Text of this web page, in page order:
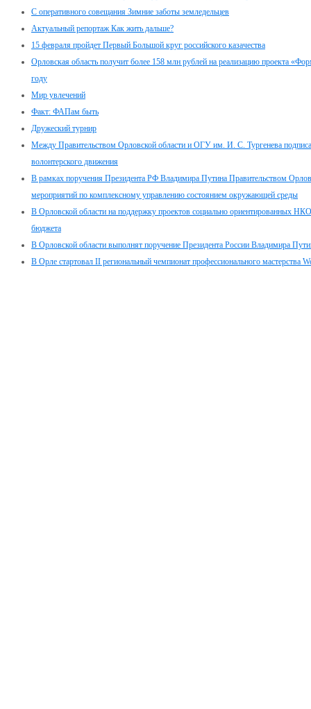
С оперативного совещания Зимние заботы земледельцев
Актуальный репортаж Как жить дальше?
15 февраля пройдет Первый Большой круг российского казачества
Орловская область получит более 158 млн рублей на реализацию проекта
году
Мир увлечений
Факт: ФАПам быть
Дружеский турнир
Между Правительством Орловской области и ОГУ им. И. С. Тургенева
волонтерского движения
В рамках поручения Президента РФ Владимира Путина Правительством
мероприятий по комплексному управлению состоянием окружающей среды
В Орловской области на поддержку проектов социально ориентированных
бюджета
В Орловской области выполнят поручение Президента России Владимира
В Орле стартовал II региональный чемпионат профессионального мастерства